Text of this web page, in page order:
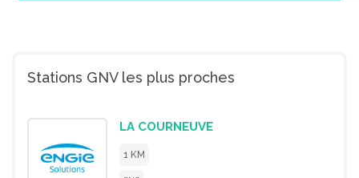
Stations GNV les plus proches
LA COURNEUVE
1 KM